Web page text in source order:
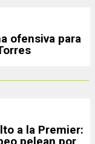
ofensiva para
a la Premier: